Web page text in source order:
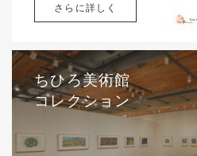
さらに詳しく
ちひろ美術館
コレクション